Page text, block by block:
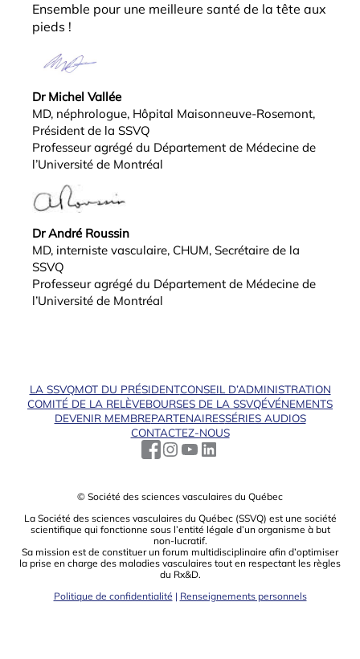
Ensemble pour une meilleure santé de la tête aux
pieds !
Dr Michel Vallée
MD, néphrologue, Hôpital Maisonneuve-Rosemont,
Président de la SSVQ
Professeur agrégé du Département de Médecine de
l’Université de Montréal
Dr André Roussin
MD, interniste vasculaire, CHUM, Secrétaire de la
SSVQ
Professeur agrégé du Département de Médecine de
l’Université de Montréal
LA SSVQMOT DU PRÉSIDENTCONSEIL D’ADMINISTRATION
COMITÉ DE LA RELÈVEBOURSES DE LA SSVQÉVÉNEMENTS
DEVENIR MEMBREPARTENAIRESSÉRIES AUDIOS
CONTACTEZ-NOUS
© Société des sciences vasculaires du Québec
La Société des sciences vasculaires du Québec (SSVQ) est une société
scientiﬁque qui fonctionne sous l’entité légale d’un organisme à but
non-lucratif.
Sa mission est de constituer un forum multidisciplinaire aﬁn d’optimiser
la prise en charge des maladies vasculaires tout en respectant les règles
du Rx&D.
Politique de confidentialité | Renseignements personnels